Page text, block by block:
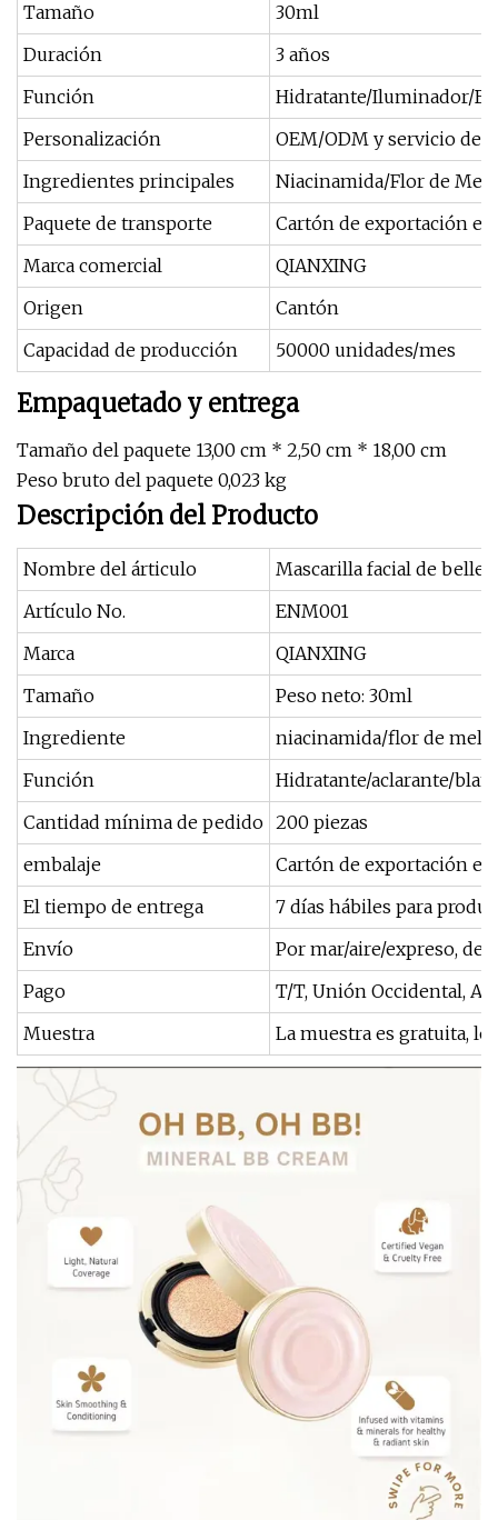
Tamaño
30ml
Duración
3 años
Función
Hidratante/Iluminador/
Personalización
OEM/ODM y servicio de
Ingredientes principales
Niacinamida/Flor de
Paquete de transporte
Cartón de exportación
Marca comercial
QIANXING
Origen
Cantón
Capacidad de producción
50000 unidades/mes
Empaquetado y entrega
Tamaño del paquete 13,00 cm * 2,50 cm * 18,00 cm
Peso bruto del paquete 0,023 kg
Descripción del Producto
Nombre del árticulo
Mascarilla facial de
Artículo No.
ENM001
Marca
QIANXING
Tamaño
Peso neto: 30ml
Ingrediente
niacinamida/flor de
Función
Hidratante/aclarante/
Cantidad mínima de pedido 200 piezas
embalaje
Cartón de exportación
El tiempo de entrega
7 días hábiles para
Envío
Por mar/aire/expreso,
Pago
T/T, Unión Occidental,
Muestra
La muestra es gratuita,